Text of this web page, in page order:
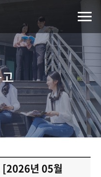
[2026년 05월